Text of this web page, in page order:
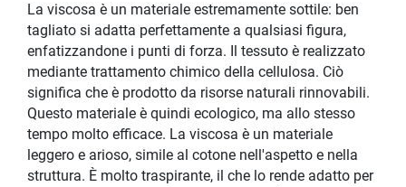
La viscosa è un materiale estremamente sottile: ben
tagliato si adatta perfettamente a qualsiasi figura,
enfatizzandone i punti di forza. Il tessuto è realizzato
mediante trattamento chimico della cellulosa. Ciò
significa che è prodotto da risorse naturali rinnovabili.
Questo materiale è quindi ecologico, ma allo stesso
tempo molto efficace. La viscosa è un materiale
leggero e arioso, simile al cotone nell'aspetto e nella
struttura. È molto traspirante, il che lo rende adatto per